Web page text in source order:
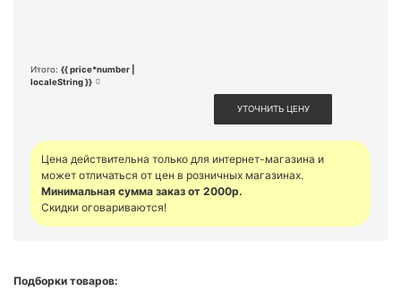
Итого: {{ price*number |
localeString }}
УТОЧНИТЬ ЦЕНУ
Цена действительна только для интернет-магазина и
может отличаться от цен в розничных магазинах.
Минимальная сумма заказ от 2000р.
Скидки оговариваются!
Подборки товаров: